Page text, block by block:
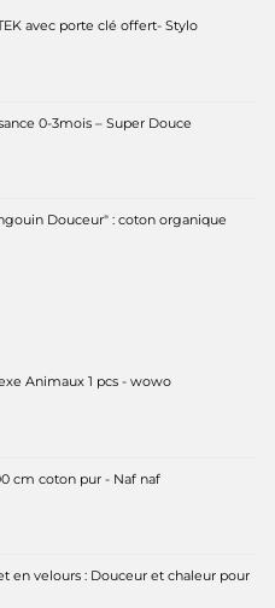
avec porte clé offert- Stylo
0-3mois – Super Douce
Douceur" : coton organique
Animaux 1 pcs - wowo
cm coton pur - Naf naf
en velours : Douceur et chaleur pour